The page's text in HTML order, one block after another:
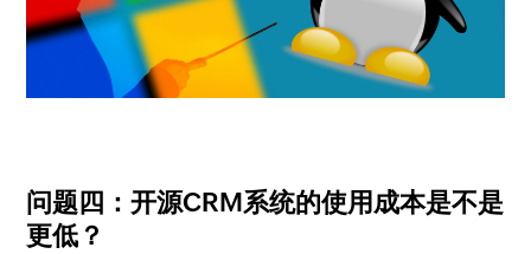
问题四：开源CRM系统的使用成本是不是
更低？